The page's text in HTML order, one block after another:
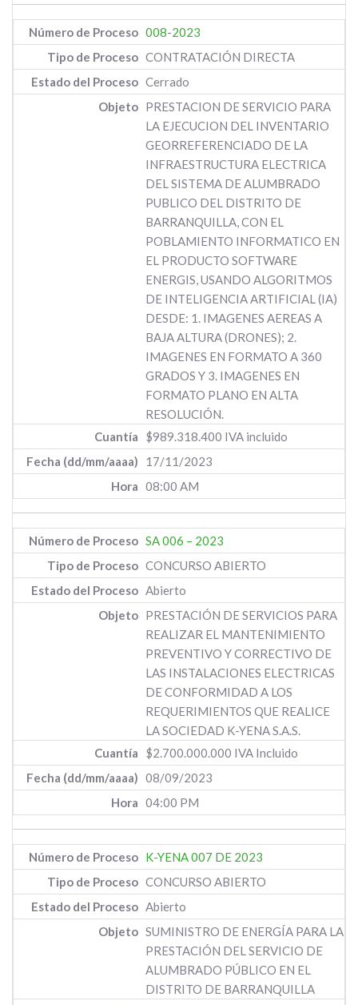
008-2023
CONTRATACIÓN DIRECTA
Cerrado
PRESTACION DE SERVICIO PARA
LA EJECUCION DEL INVENTARIO
GEORREFERENCIADO DE LA
INFRAESTRUCTURA ELECTRICA
DEL SISTEMA DE ALUMBRADO
PUBLICO DEL DISTRITO DE
BARRANQUILLA, CON EL
POBLAMIENTO INFORMATICO EN
EL PRODUCTO SOFTWARE
ENERGIS, USANDO ALGORITMOS
DE INTELIGENCIA ARTIFICIAL (IA)
DESDE: 1. IMAGENES AEREAS A
BAJA ALTURA (DRONES); 2.
IMAGENES EN FORMATO A 360
GRADOS Y 3. IMAGENES EN
FORMATO PLANO EN ALTA
RESOLUCIÓN.
$989.318.400 IVA incluido
17/11/2023
08:00 AM
SA 006 – 2023
CONCURSO ABIERTO
Abierto
PRESTACIÓN DE SERVICIOS PARA
REALIZAR EL MANTENIMIENTO
PREVENTIVO Y CORRECTIVO DE
LAS INSTALACIONES ELECTRICAS
DE CONFORMIDAD A LOS
REQUERIMIENTOS QUE REALICE
LA SOCIEDAD K-YENA S.A.S.
$2.700.000.000 IVA Incluido
08/09/2023
04:00 PM
K-YENA 007 DE 2023
CONCURSO ABIERTO
Abierto
SUMINISTRO DE ENERGÍA PARA LA
PRESTACIÓN DEL SERVICIO DE
ALUMBRADO PÚBLICO EN EL
DISTRITO DE BARRANQUILLA